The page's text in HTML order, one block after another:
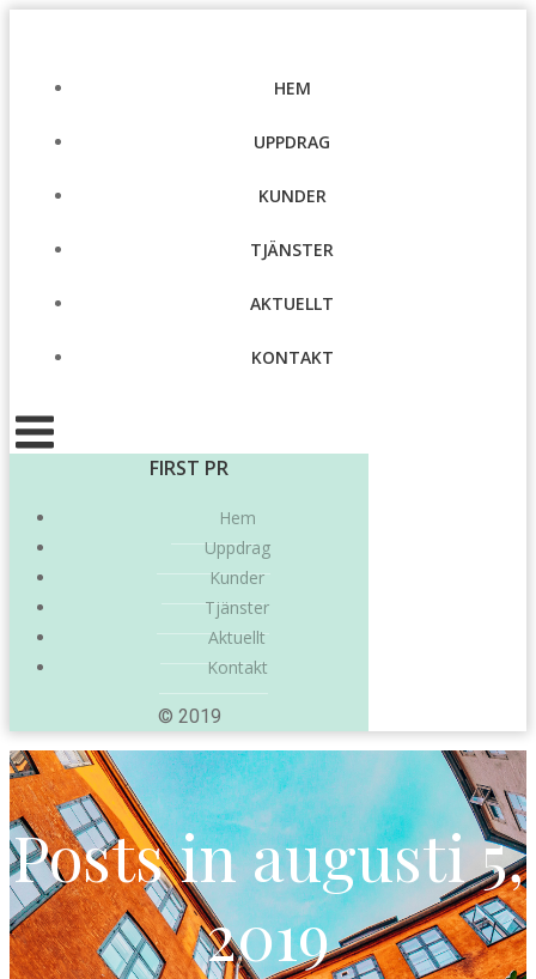
innehåll
HEM
UPPDRAG
KUNDER
TJÄNSTER
AKTUELLT
KONTAKT
FIRST PR
Hem
Uppdrag
Kunder
Tjänster
Aktuellt
Kontakt
© 2019
Posts in augusti 5,
2019